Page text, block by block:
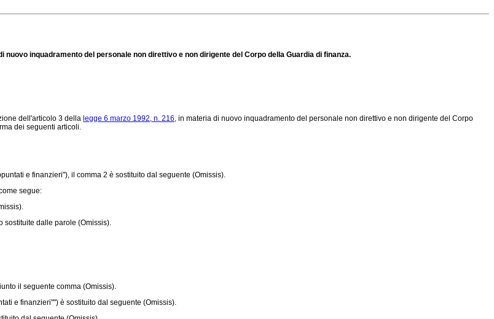
inquadramento del personale non direttivo e non dirigente del Corpo della Guardia di finanza.
dell'articolo 3 della legge 6 marzo 1992, n. 216, in materia di nuovo inquadramento del personale non direttivo e non dirigente del Corpo
dei seguenti articoli.
e finanzieri"), il comma 2 è sostituito dal seguente (Omissis).
segue:
sostituite dalle parole (Omissis).
il seguente comma (Omissis).
e finanzieri"") è sostituito dal seguente (Omissis).